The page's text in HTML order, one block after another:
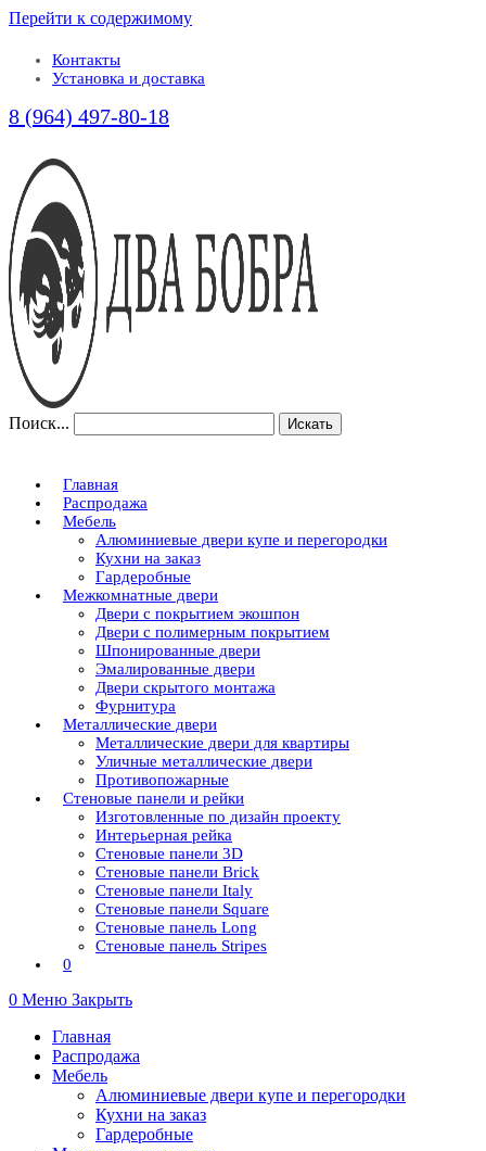
Перейти к содержимому
Контакты
Установка и доставка
8 (964) 497-80-18
Поиск... Искать
Главная
Распродажа
Мебель
Алюминиевые двери купе и перегородки
Кухни на заказ
Гардеробные
Межкомнатные двери
Двери с покрытием экошпон
Двери с полимерным покрытием
Шпонированные двери
Эмалированные двери
Двери скрытого монтажа
Фурнитура
Металлические двери
Металлические двери для квартиры
Уличные металлические двери
Противопожарные
Стеновые панели и рейки
Изготовленные по дизайн проекту
Интерьерная рейка
Стеновые панели 3D
Стеновые панели Brick
Стеновые панели Italy
Стеновые панели Square
Стеновые панель Long
Стеновые панель Stripes
0
0 Меню Закрыть
Главная
Распродажа
Мебель
Алюминиевые двери купе и перегородки
Кухни на заказ
Гардеробные